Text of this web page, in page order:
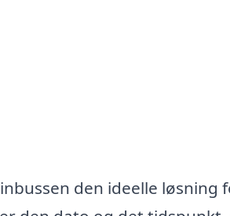
den ideelle løsning